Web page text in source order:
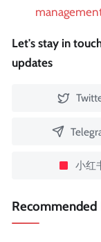
Let's stay in
updates
小红
Recommended